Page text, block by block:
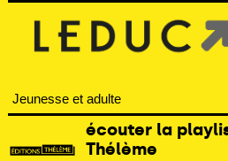
Jeunesse et adulte
écouter la
Thélème